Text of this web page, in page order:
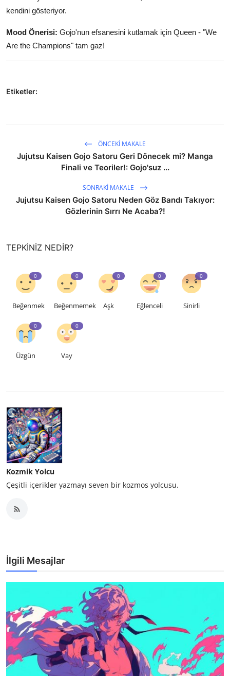
kendini gösteriyor.
Mood Önerisi: Gojo'nun efsanesini kutlamak için Queen - "We
Are the Champions" tam gaz!
Etiketler:
ÖNCEKI MAKALE
Jujutsu Kaisen Gojo Satoru Geri Dönecek mi? Manga
Finali ve Teoriler!: Gojo'suz ...
SONRAKI MAKALE
Jujutsu Kaisen Gojo Satoru Neden Göz Bandı Takıyor:
Gözlerinin Sırrı Ne Acaba?!
TEPKINIZ NEDIR?
0
Beğenmek
0
Beğenmemek
0
Aşk
0
Eğlenceli
0
Sinirli
0
Üzgün
0
Vay
Kozmik Yolcu
Çeşitli içerikler yazmayı seven bir kozmos yolcusu.
İlgili Mesajlar